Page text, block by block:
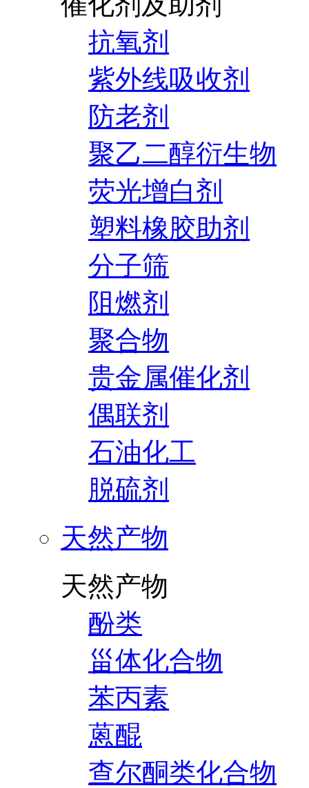
抗氧剂
紫外线吸收剂
防老剂
聚乙二醇衍生物
荧光增白剂
塑料橡胶助剂
分子筛
阻燃剂
聚合物
贵金属催化剂
偶联剂
石油化工
脱硫剂
天然产物
天然产物
酚类
甾体化合物
苯丙素
蒽醌
查尔酮类化合物